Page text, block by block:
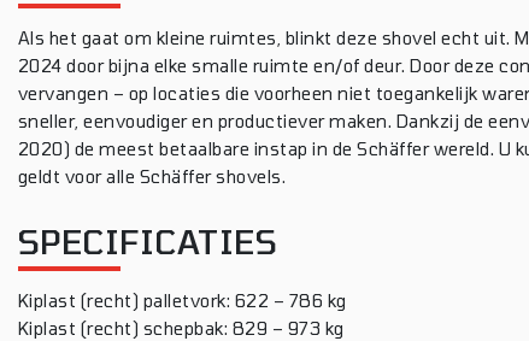
Als het gaat om kleine ruimtes, blinkt deze shovel echt uit.
2024 door bijna elke smalle ruimte en/of deur. Door deze
vervangen – op locaties die voorheen niet toegankelijk
sneller, eenvoudiger en productiever maken. Dankzij de
2020) de meest betaalbare instap in de Schäffer wereld. U
geldt voor alle Schäffer shovels.
SPECIFICATIES
Kiplast (recht) palletvork: 622 – 786 kg
Kiplast (recht) schepbak: 829 – 973 kg